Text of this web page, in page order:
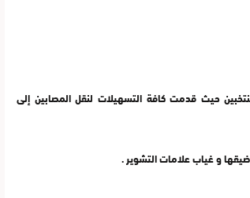
حيث قدمت كافة التسهيلات لنقل المصابين إلى
و غياب علامات التشوير .